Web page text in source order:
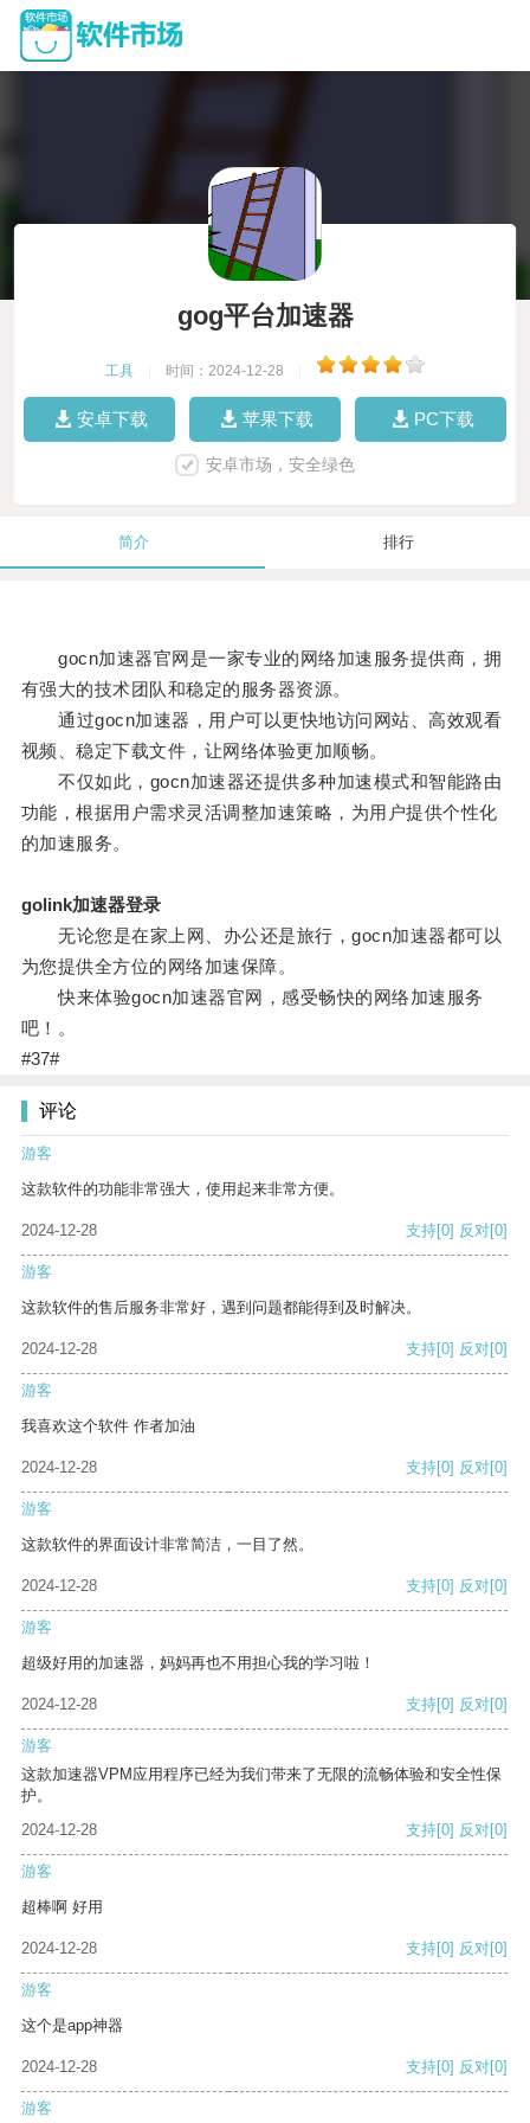
gog平台加速器
工具 时间：2024-12-28
安卓下载 苹果下载 PC下载
安卓市场，安全绿色
简介 排行
gocn加速器官网是一家专业的网络加速服务提供商，拥
有强大的技术团队和稳定的服务器资源。
通过gocn加速器，用户可以更快地访问网站、高效观看
视频、稳定下载文件，让网络体验更加顺畅。
不仅如此，gocn加速器还提供多种加速模式和智能路由
功能，根据用户需求灵活调整加速策略，为用户提供个性化
的加速服务。
golink加速器登录
无论您是在家上网、办公还是旅行，gocn加速器都可以
为您提供全方位的网络加速保障。
快来体验gocn加速器官网，感受畅快的网络加速服务
吧！。
#37#
评论
游客
这款软件的功能非常强大，使用起来非常方便。
2024-12-28 支持[0] 反对[0]
游客
这款软件的售后服务非常好，遇到问题都能得到及时解决。
2024-12-28 支持[0] 反对[0]
游客
我喜欢这个软件 作者加油
2024-12-28 支持[0] 反对[0]
游客
这款软件的界面设计非常简洁，一目了然。
2024-12-28 支持[0] 反对[0]
游客
超级好用的加速器，妈妈再也不用担心我的学习啦！
2024-12-28 支持[0] 反对[0]
游客
这款加速器VPM应用程序已经为我们带来了无限的流畅体验和安全性保
护。
2024-12-28
支持[0] 反对[0]
游客
超棒啊 好用
2024-12-28 支持[0] 反对[0]
游客
这个是app神器
2024-12-28 支持[0] 反对[0]
游客